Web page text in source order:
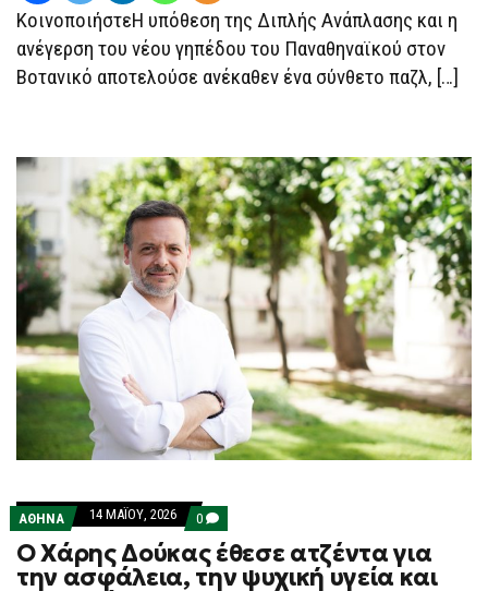
Η
ΑΓΩΝΊΑ
ΤΟΥ
ΦΙΛΆΘΛΟΥ
ΚοινοποιήστεΗ υπόθεση της Διπλής Ανάπλασης και η
ανέγερση του νέου γηπέδου του Παναθηναϊκού στον
Βοτανικό αποτελούσε ανέκαθεν ένα σύνθετο παζλ, […]
ΑΘΗΝΑ 14 ΜΑΪ́ΟΥ, 2026 0 COMMENTS
ON
Ο
ΧΆΡΗΣ
ΔΟΎΚΑΣ
Ο Χάρης Δούκας έθεσε ατζέντα για
την ασφάλεια, την ψυχική υγεία και